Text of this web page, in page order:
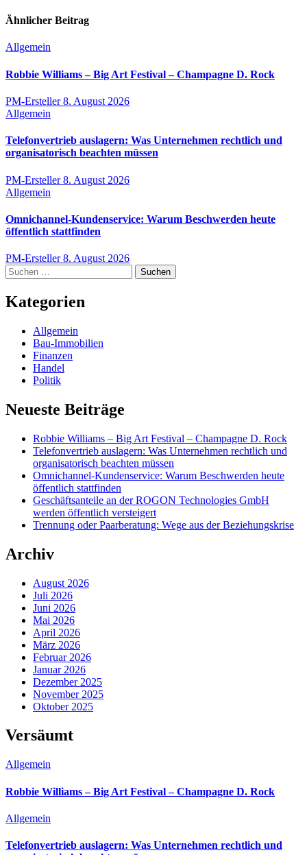
Ähnlicher Beitrag
Allgemein
Robbie Williams – Big Art Festival – Champagne D. Rock
PM-Ersteller8. August 2026
Allgemein
Telefonvertrieb auslagern: Was Unternehmen rechtlich und
organisatorisch beachten müssen
PM-Ersteller8. August 2026
Allgemein
Omnichannel-Kundenservice: Warum Beschwerden heute
öffentlich stattfinden
PM-Ersteller8. August 2026
Suchen
nach:
Kategorien
Allgemein
Bau-Immobilien
Finanzen
Handel
Politik
Neueste Beiträge
Robbie Williams – Big Art Festival – Champagne D. Rock
Telefonvertrieb auslagern: Was Unternehmen rechtlich und
organisatorisch beachten müssen
Omnichannel-Kundenservice: Warum Beschwerden heute
öffentlich stattfinden
Geschäftsanteile an der ROGON Technologies GmbH
werden öffentlich versteigert
Trennung oder Paarberatung: Wege aus der Beziehungskrise
Archiv
August 2026
Juli 2026
Juni 2026
Mai 2026
April 2026
März 2026
Februar 2026
Januar 2026
Dezember 2025
November 2025
Oktober 2025
Versäumt
Allgemein
Robbie Williams – Big Art Festival – Champagne D. Rock
Allgemein
Telefonvertrieb auslagern: Was Unternehmen rechtlich und